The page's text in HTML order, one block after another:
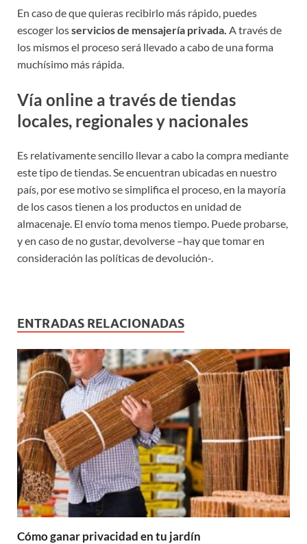
En caso de que quieras recibirlo más rápido, puedes
escoger losservicios de mensajería privada. A través de
los mismos el proceso será llevado a cabo de una forma
muchísimo más rápida.
Vía online a través de tiendas
locales, regionales y nacionales
Es relativamente sencillo llevar a cabo la compra mediante
este tipo de tiendas. Se encuentran ubicadas en nuestro
país, por ese motivo se simplifica el proceso, en la mayoría
de los casos tienen a los productos en unidad de
almacenaje. El envío toma menos tiempo. Puede probarse,
y en caso de no gustar, devolverse –hay que tomar en
consideración las políticas de devolución-.
ENTRADAS RELACIONADAS
Cómo ganar privacidad en tu jardín